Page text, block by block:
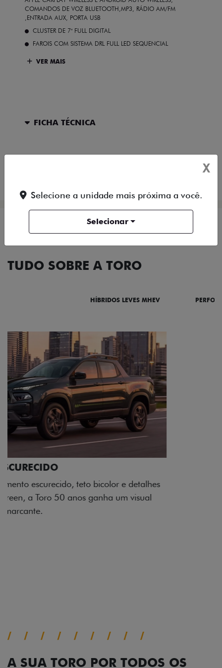
COMANDOS DE VOZ BLUETOOTH,MP3, RÁDIO AM/FM
,ENTRADA AUX, PORTA USB
CLUSTER DE 7" FULL DIGITAL
FAROIS COM SISTEMA DRL FULL LED SEQUENCIAL
VER MAIS
FICHA TÉCNICA
TUDO SOBRE A TORO
HÍBRIDOS LEVES MHEV
ADESIVOS ESTILIZADOS
Os adesivos aplicados no capô e nas laterais
reforçam a identidade única dessa edição para lá de
comemorativa.
ÂNGULOS
X
Selecione a unidade mais próxima a você.
Selecionar